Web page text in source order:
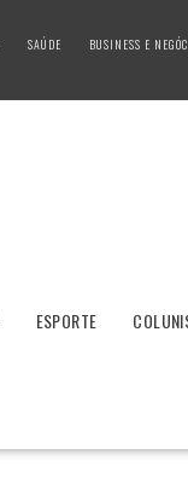
SAÚDE BUSINESS E
ESPORTE